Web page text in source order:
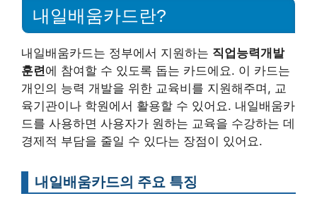
내일배움카드란?
내일배움카드는 정부에서 지원하는 직업능력개발
훈련에 참여할 수 있도록 돕는 카드에요. 이 카드는
개인의 능력 개발을 위한 교육비를 지원해주며, 교
육기관이나 학원에서 활용할 수 있어요. 내일배움카
드를 사용하면 사용자가 원하는 교육을 수강하는 데
경제적 부담을 줄일 수 있다는 장점이 있어요.
내일배움카드의 주요 특징